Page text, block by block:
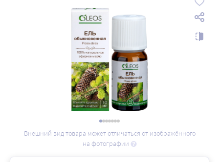
Внешний вид товара может отличаться от изображённого
на фотографии